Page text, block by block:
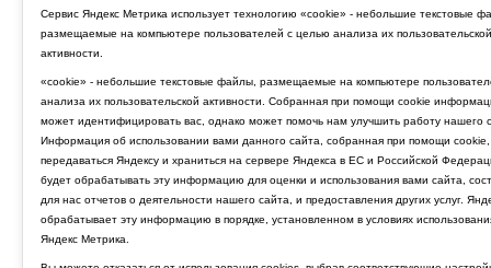
Сервис Яндекс Метрика использует технологию «cookie» - небольшие текстовые
размещаемые на компьютере пользователей с целью анализа их пользовательской
активности.
«cookie» - небольшие текстовые файлы, размещаемые на компьютере
анализа их пользовательской активности. Собранная при помощи cookie
может идентифицировать вас, однако может помочь нам улучшить работу нашего
Информация об использовании вами данного сайта, собранная при помощи cookie,
передаваться Яндексу и храниться на сервере Яндекса в ЕС и Российской
будет обрабатывать эту информацию для оценки и использования вами сайта,
для нас отчетов о деятельности нашего сайта, и предоставления других услуг.
обрабатывает эту информацию в порядке, установленном в условиях
Яндекс Метрика.